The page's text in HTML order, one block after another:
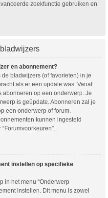
zoekfunctie gebruiken en
en abonnement?
bladwijzers (of favorieten) in je
als er een update was. Vanaf
op een onderwerp. Je
is geüpdate. Abonneren zal je
een onderwerp of forum.
kunnen ingesteld
instellen op specifieke
in het menu “Onderwerp
instellen. Dit menu is zowel